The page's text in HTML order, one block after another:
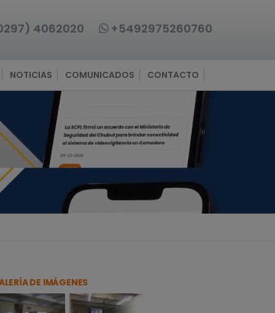
4062020 +5492975260760
NOTICIAS COMUNICADOS CONTACTO
DE IMÁGENES